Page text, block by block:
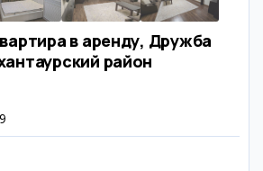
в аренду, Дружба
район